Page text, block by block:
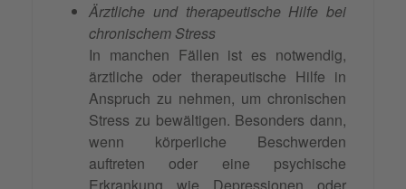
Ärztliche und therapeutische Hilfe bei
chronischem Stress
In manchen Fällen ist es notwendig,
ärztliche oder therapeutische Hilfe in
Anspruch zu nehmen, um chronischen
Stress zu bewältigen. Besonders dann,
wenn körperliche Beschwerden
auftreten oder eine psychische